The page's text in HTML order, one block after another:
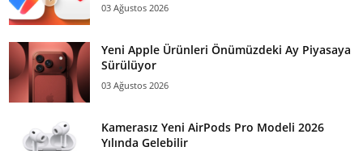
03 Ağustos 2026
Yeni Apple Ürünleri Önümüzdeki Ay Piyasaya
Sürülüyor
03 Ağustos 2026
Kamerasız Yeni AirPods Pro Modeli 2026
Yılında Gelebilir